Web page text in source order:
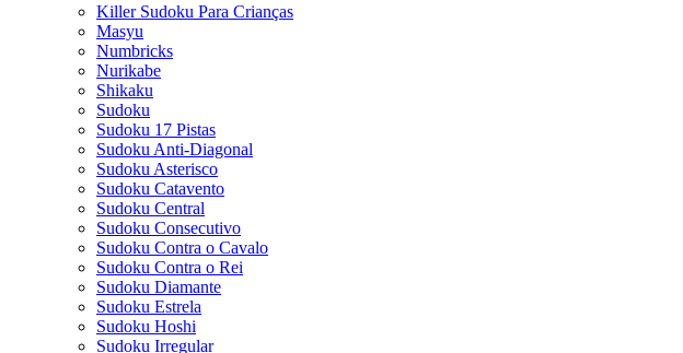
Killer Sudoku Para Crianças
Masyu
Numbricks
Nurikabe
Shikaku
Sudoku
Sudoku 17 Pistas
Sudoku Anti-Diagonal
Sudoku Asterisco
Sudoku Catavento
Sudoku Central
Sudoku Consecutivo
Sudoku Contra o Cavalo
Sudoku Contra o Rei
Sudoku Diamante
Sudoku Estrela
Sudoku Hoshi
Sudoku Irregular